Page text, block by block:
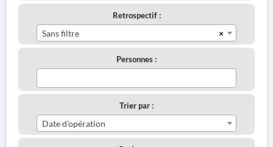
Retrospectif :
×
Sans filtre
Personnes :
Trier par :
Date d'opération